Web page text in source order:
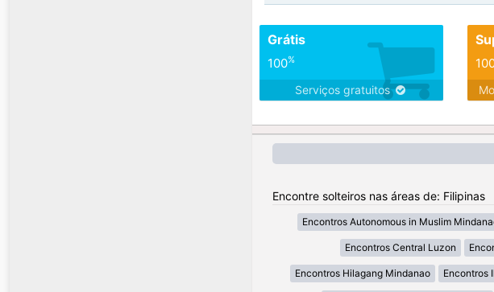
Grátis
100%
Serviços gratuitos
Encontre solteiros nas áreas de: Filipinas
Encontros Autonomous in Muslim
Encontros Central Luzon
Encontros Hilagang Mindanao Encontros